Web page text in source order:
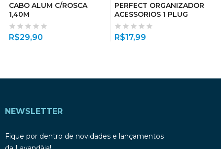
CABO ALUM C/ROSCA
1,40M
R$29,90
PERFECT ORGANIZADOR
ACESSORIOS 1 PLUG
R$17,99
NEWSLETTER
Fique por dentro de novidades e lançamentos